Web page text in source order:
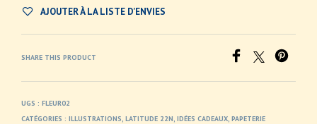
AJOUTER À LA LISTE D’ENVIES
SHARE THIS PRODUCT
UGS : FLEUR02
CATÉGORIES : ILLUSTRATIONS LATITUDE 22N IDÉES CADEAUX PAPETERIE